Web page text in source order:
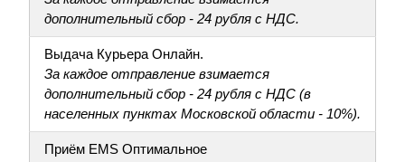
дополнительный сбор - 24 рубля с НДС.
Выдача Курьера Онлайн.
За каждое отправление взимается
дополнительный сбор - 24 рубля с НДС (в
населенных пунктах Московской области - 10%).
Приём EMS Оптимальное